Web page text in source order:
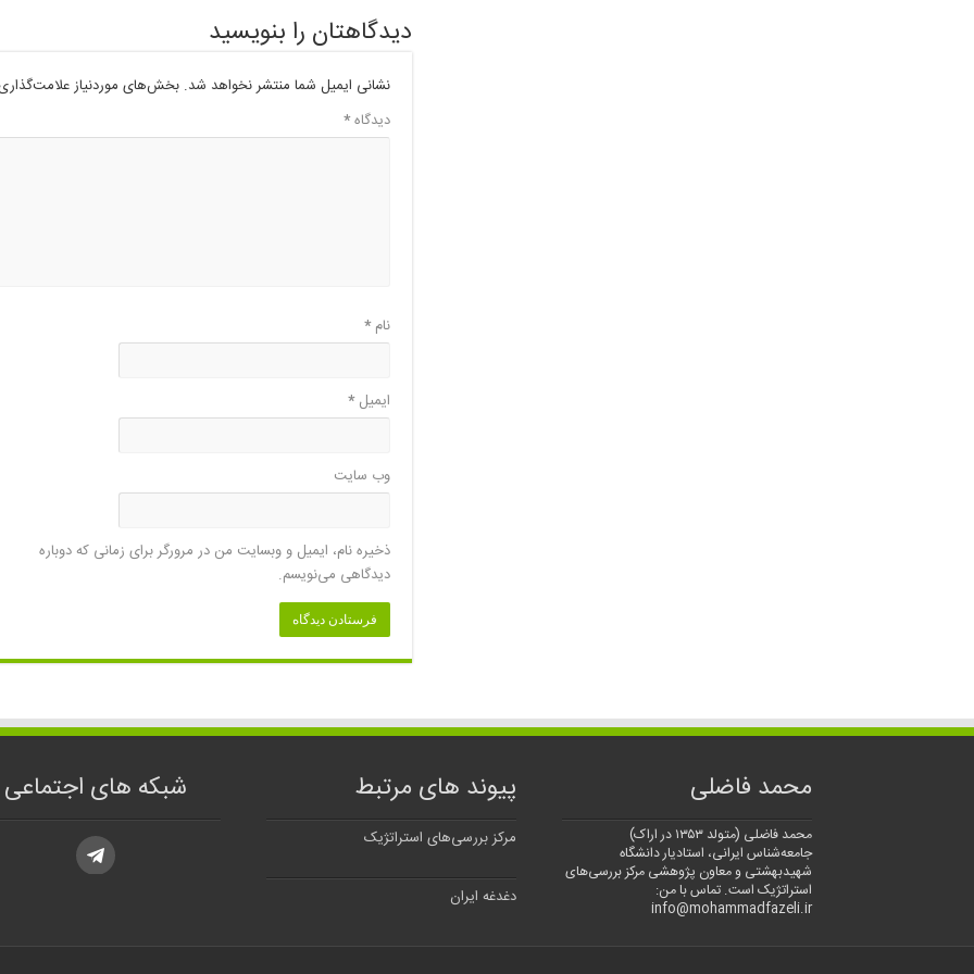
دیدگاهتان را بنویسید
نشانی ایمیل شما منتشر نخواهد شد. بخش‌های موردنیاز
دیدگاه*
نام*
ایمیل*
وب‌ سایت
ذخیره نام، ایمیل و وبسایت من در مرورگر برای زمانی که دوباره
دیدگاهی می‌نویسم.
محمد فاضلی
محمد فاضلی (متولد ۱۳۵۳ در اراک)
جامعه‌شناس ایرانی، استادیار دانشگاه
شهیدبهشتی و معاون پژوهشی مرکز بررسی‌های
استراتژیک است. تماس با من:
info@mohammadfazeli.ir
پیوند های مرتبط
مرکز بررسی‌های استراتژیک
دغدغه ایران
شبکه های اجتماعی